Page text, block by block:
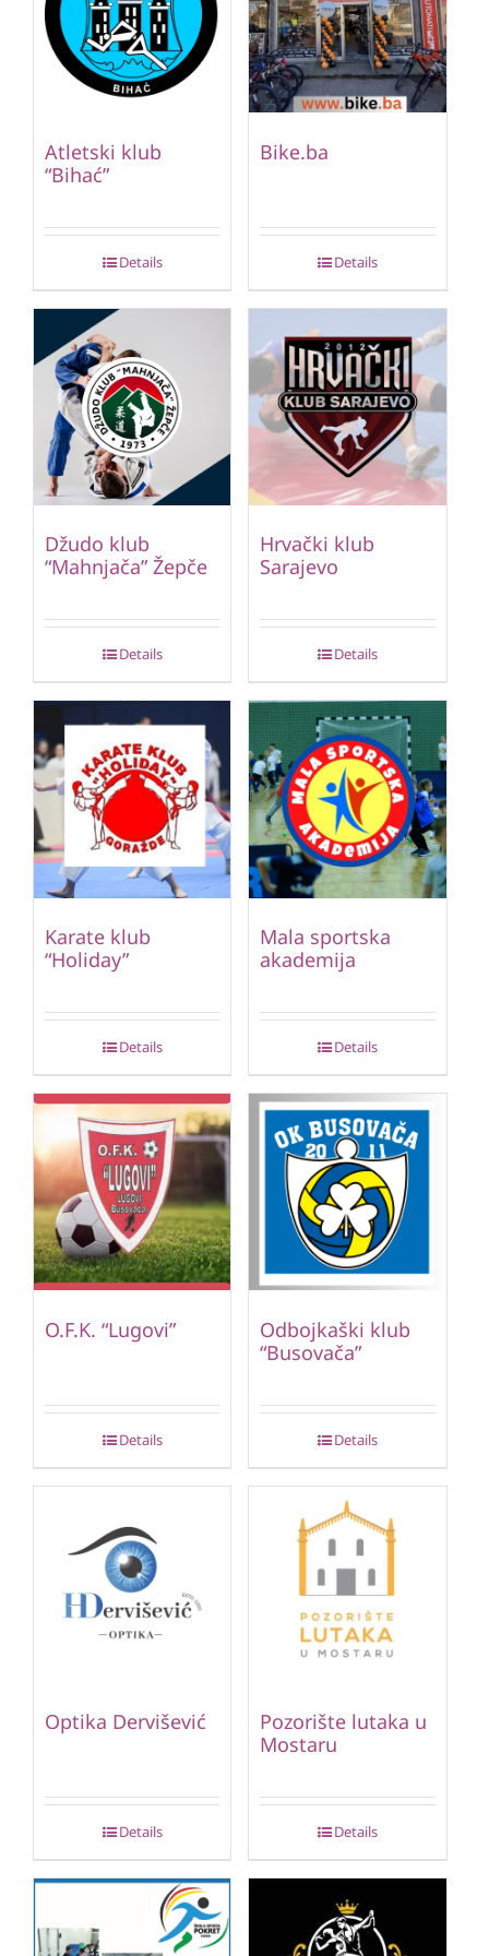
Atletski klub
“Bihać”
Details
Bike.ba
Details
Džudo klub
“Mahnjača” Žepče
Details
Hrvački klub
Sarajevo
Details
Karate klub
“Holiday”
Details
Mala sportska
akademija
Details
O.F.K. “Lugovi”
Details
Odbojkaški klub
“Busovača”
Details
Optika Dervišević
Details
Pozorište lutaka u
Mostaru
Details